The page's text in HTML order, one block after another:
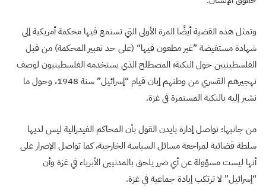
وتمثل هذه القضية أيضًا المرة الأولى التي تستمع فيها محكمة أمريكية إلى
شهادة مستفيضة ”غير مطعون فيها“ (على حد تعبير المحكمة) من قبل
الفلسطينيين حول النكبة؛ المصطلح الذي يستخدمه الفلسطينيون لوصف
تهجيرهم القسري من وطنهم إبان قيام “إسرائيل” سنة 1948، وحول ما
نشير إليه بالنكبة المستمرة في غزة.
من جانبها؛ تواصل إدارة بايدن القول بأن المحاكم الفيدرالية ليس لديها
سلطة قضائية لمراجعة مسائل السياسة الخارجية، كما تواصل الإصرار على
أنها ليست مسؤولة عن أي ضرر يلحق بالمدنيين الأبرياء في غزة وأن
“إسرائيل” لا ترتكب إبادة جماعية في غزة.